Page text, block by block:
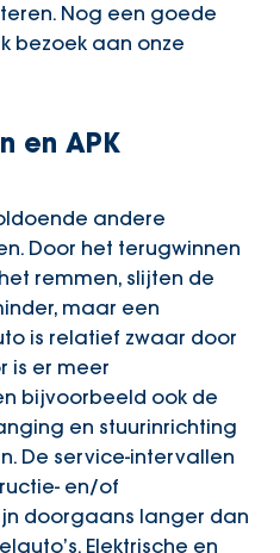
Nog een goede
bezoek aan onze
en APK
andere
Door het terugwinnen
remmen, slijten de
maar een
is relatief zwaar door
is er meer
bijvoorbeeld ook de
en stuurinrichting
De service-intervallen
en/of
doorgaans langer dan
Elektrische en